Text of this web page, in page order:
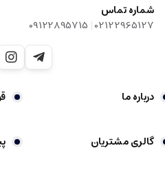
شماره تماس
02122965127
|
09122895715
درباره ما
گالری مشتریان